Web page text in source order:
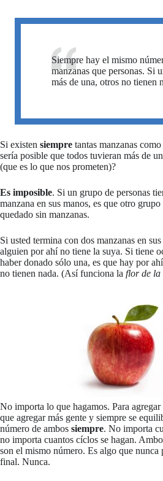
Siempre hay el mismo
manzanas que personas. Si
más de una, otros no tienen
Si existen siempre tantas manzanas
sería posible que todos tuvieran más de
(que es lo que nos prometen)?
Es imposible. Si un grupo de personas
manzana en sus manos, es que otro grupo
quedado sin manzanas.
Si usted termina con dos manzanas en
alguien por ahí no tiene la suya. Si tiene
haber donado sólo una, es que hay por
no tienen nada. (Así funciona la flor de la
No importa lo que hagamos. Para agregar
que agregar más gente y siempre se
número de ambos siempre. No importa
no importa cuantos cíclos se hagan.
son el mismo número. Es algo que nunca
final. Nunca.